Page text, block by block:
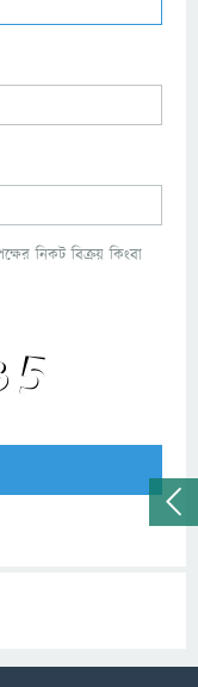
নিকট বিক্রয় কিংবা